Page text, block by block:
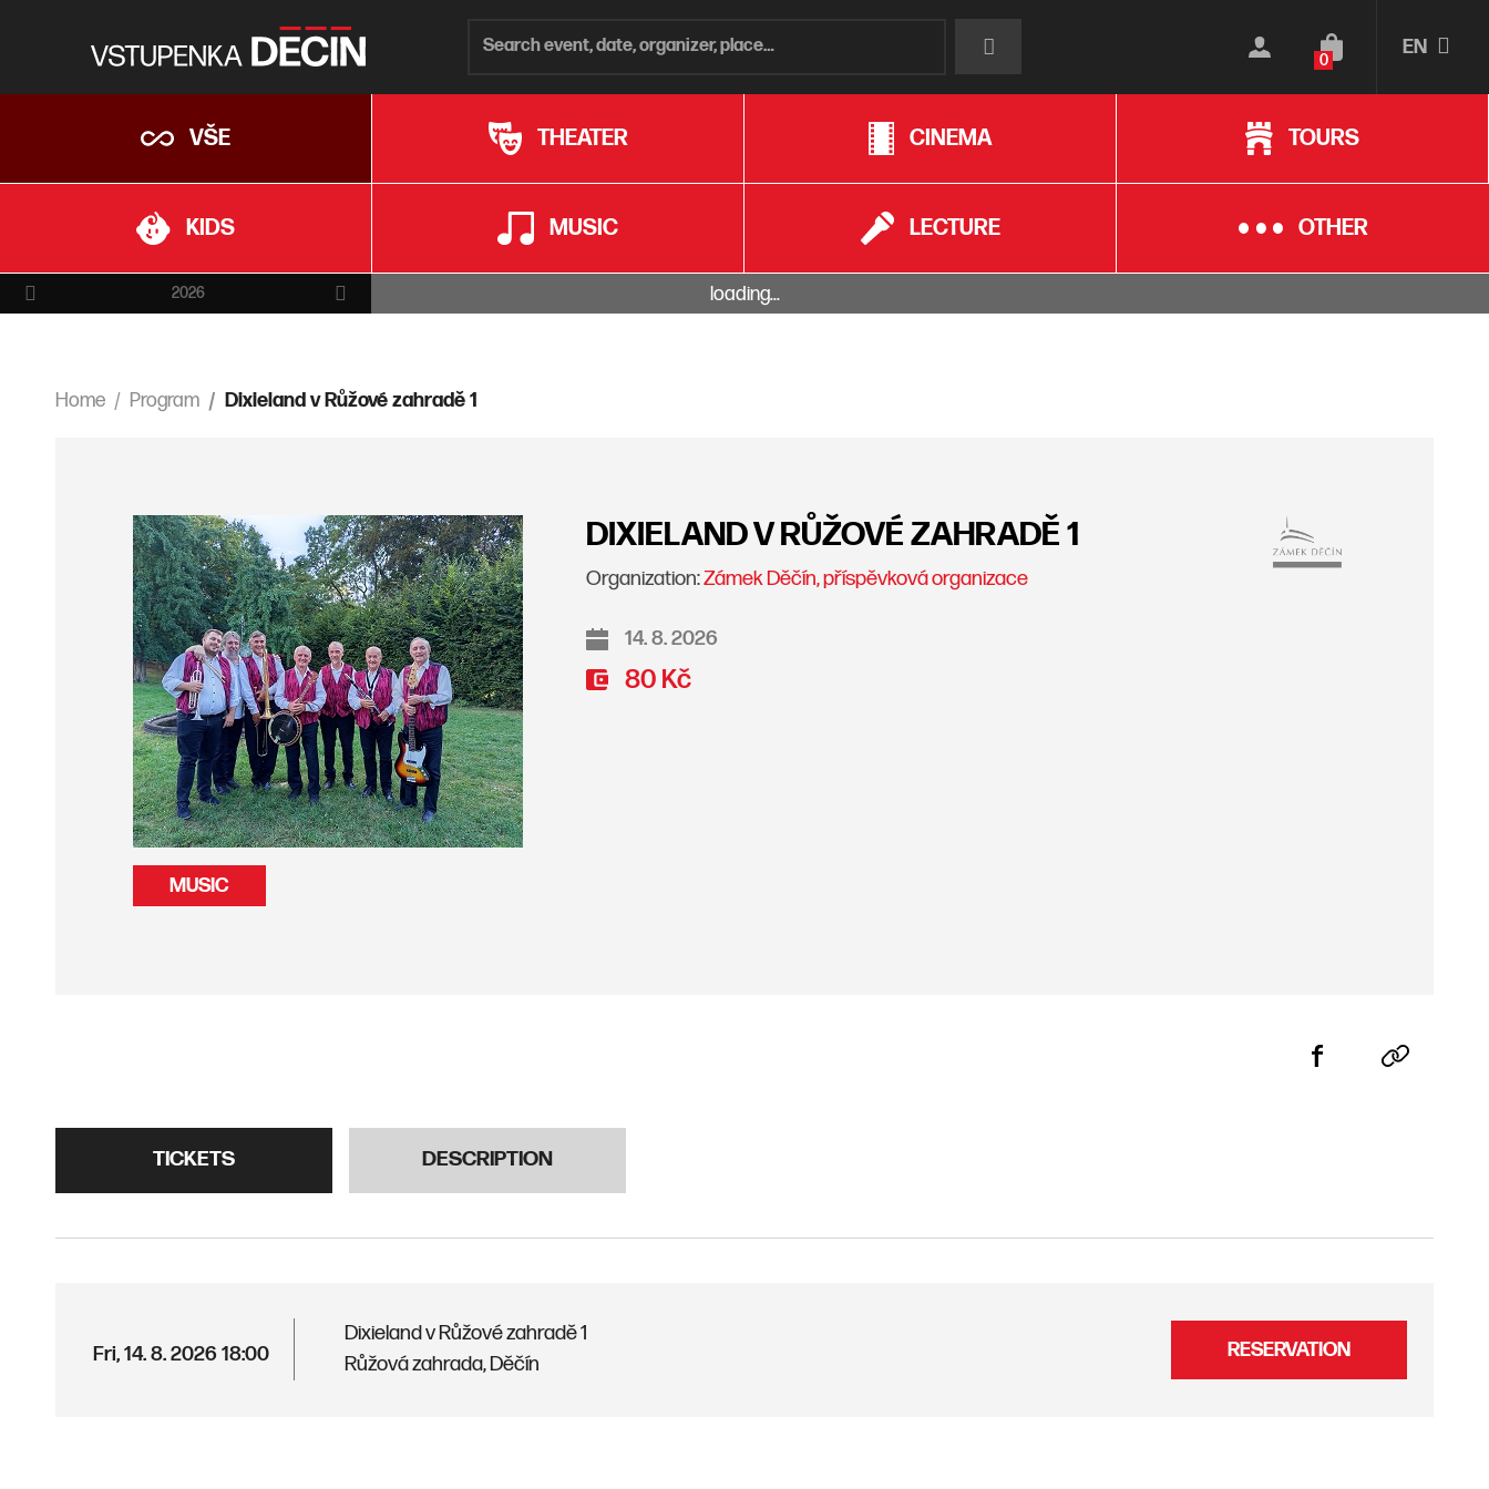
0
EN
VŠE THEATER CINEMA TOURS
KIDS MUSIC LECTURE OTHER
loading...
2026
Home Program Dixieland v Růžové zahradě 1
MUSIC
DIXIELAND V RŮŽOVÉ ZAHRADĚ 1
Organization:Zámek Děčín, příspěvková organizace
14. 8. 2026
80 Kč
TICKETS DESCRIPTION
Fri, 14. 8. 202618:00
Dixieland v Růžové zahradě 1
Růžová zahrada, Děčín
RESERVATION